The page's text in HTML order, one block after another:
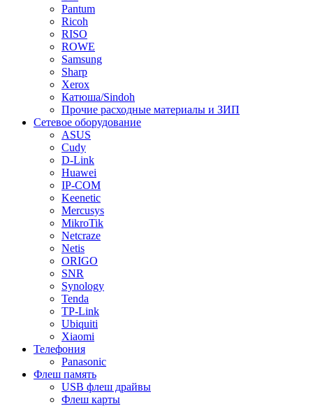
Pantum
Ricoh
RISO
ROWE
Samsung
Sharp
Xerox
Катюша/Sindoh
Прочие расходные материалы и ЗИП
Сетевое оборудование
ASUS
Cudy
D-Link
Huawei
IP-COM
Keenetic
Mercusys
MikroTik
Netcraze
Netis
ORIGO
SNR
Synology
Tenda
TP-Link
Ubiquiti
Xiaomi
Телефония
Panasonic
Флеш память
USB флеш драйвы
Флеш карты